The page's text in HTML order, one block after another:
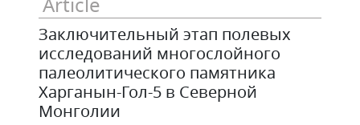
Заключительный этап полевых
исследований многослойного
палеолитического памятника
Харганын-Гол-5 в Северной
Монголии